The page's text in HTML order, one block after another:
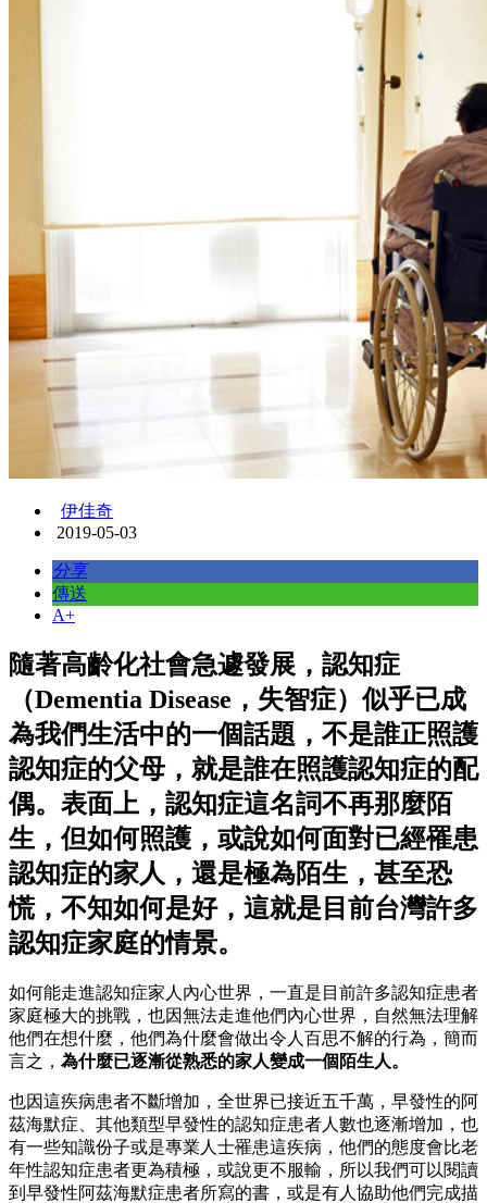
伊佳奇
2019-05-03
分享
傳送
A+
隨著高齡化社會急遽發展，認知症
（Dementia Disease，失智症）似乎已成
為我們生活中的一個話題，不是誰正照護
認知症的父母，就是誰在照護認知症的配
偶。表面上，認知症這名詞不再那麼陌
生，但如何照護，或說如何面對已經罹患
認知症的家人，還是極為陌生，甚至恐
慌，不知如何是好，這就是目前台灣許多
認知症家庭的情景。
如何能走進認知症家人內心世界，一直是目前許多認知症患者
家庭極大的挑戰，也因無法走進他們內心世界，自然無法理解
他們在想什麼，他們為什麼會做出令人百思不解的行為，簡而
言之， 為什麼已逐漸從熟悉的家人變成一個陌生人。
也因這疾病患者不斷增加，全世界已接近五千萬，早發性的阿
茲海默症、其他類型早發性的認知症患者人數也逐漸增加，也
有一些知識份子或是專業人士罹患這疾病，他們的態度會比老
年性認知症患者更為積極，或說更不服輸，所以我們可以閱讀
到早發性阿茲海默症患者所寫的書，或是有人協助他們完成描